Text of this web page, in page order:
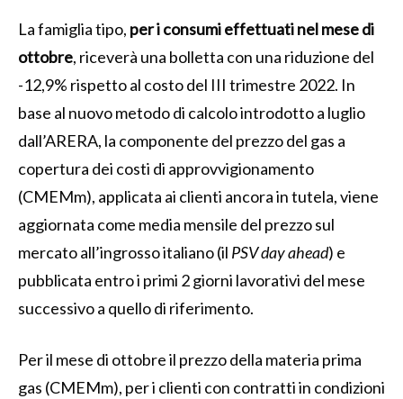
La famiglia tipo, per i consumi effettuati nel mese di
ottobre, riceverà una bolletta con una riduzione del
-12,9% rispetto al costo del III trimestre 2022. In
base al nuovo metodo di calcolo introdotto a luglio
dall’ARERA, la componente del prezzo del gas a
copertura dei costi di approvvigionamento
(CMEMm), applicata ai clienti ancora in tutela, viene
aggiornata come media mensile del prezzo sul
mercato all’ingrosso italiano (il PSV day ahead) e
pubblicata entro i primi 2 giorni lavorativi del mese
successivo a quello di riferimento.
Per il mese di ottobre il prezzo della materia prima
gas (CMEMm), per i clienti con contratti in condizioni